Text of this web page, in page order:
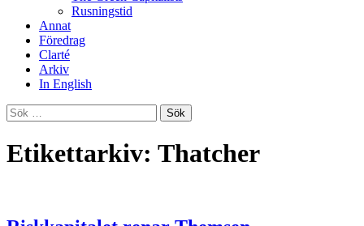
Rusningstid
Annat
Föredrag
Clarté
Arkiv
In English
Sök
efter:
Etikettarkiv: Thatcher